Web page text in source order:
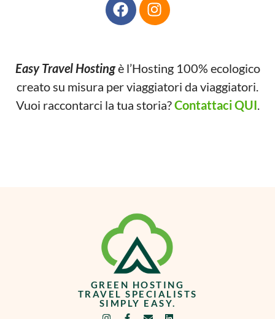
Easy Travel Hostingè l’Hosting 100% ecologico
creato su misura per viaggiatori da viaggiatori.
Vuoi raccontarci la tua storia?Contattaci QUI
GREEN HOSTING
TRAVEL SPECIALISTS
SIMPLY EASY.